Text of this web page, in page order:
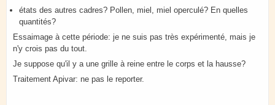
états des autres cadres? Pollen, miel, miel operculé? En quelles
quantités?
Essaimage à cette période: je ne suis pas très expérimenté, mais je
n'y crois pas du tout.
Je suppose qu'il y a une grille à reine entre le corps et la hausse?
Traitement Apivar: ne pas le reporter.